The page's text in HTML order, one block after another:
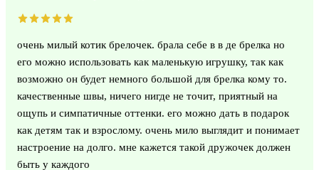
очень милый котик брелочек. брала себе в в де брелка но
его можно использовать как маленькую игрушку, так как
возможно он будет немного большой для брелка кому то.
качественные швы, ничего нигде не точит, приятный на
ощупь и симпатичные оттенки. его можно дать в подарок
как детям так и взрослому. очень мило выглядит и понимает
настроение на долго. мне кажется такой дружочек должен
быть у каждого